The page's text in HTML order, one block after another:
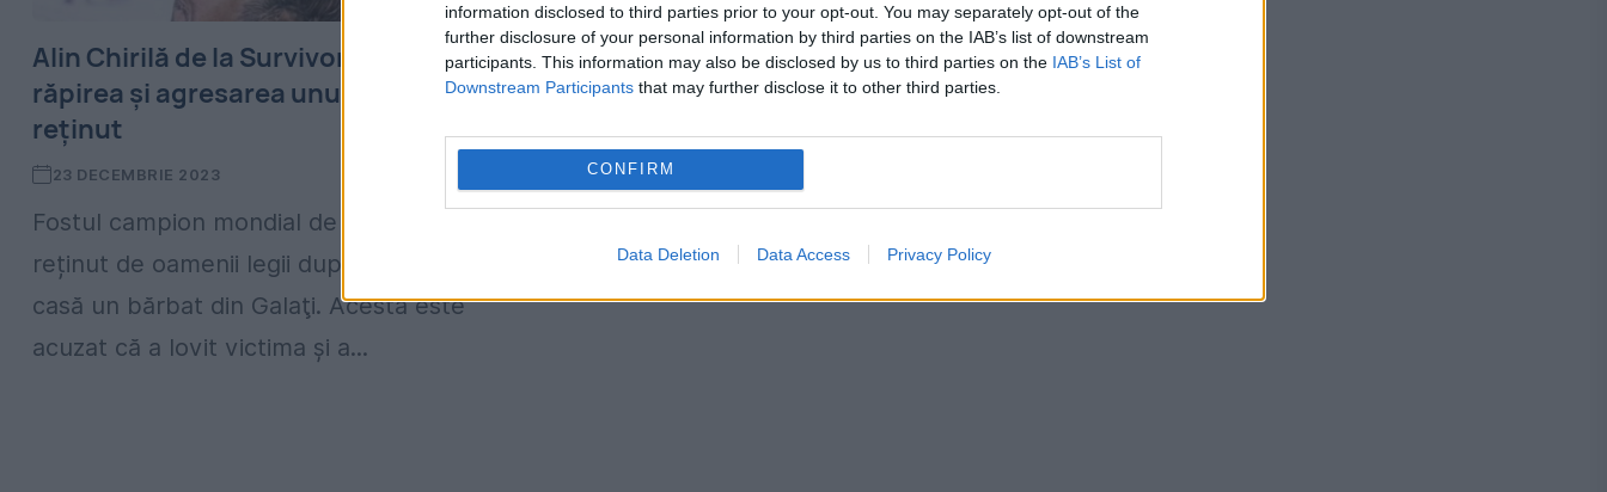
information disclosed to third parties prior to your opt-out. You may separately opt-out of the
further disclosure of your personal information by third parties on the IAB’s list of downstream
participants. This information may also be disclosed by us to third parties on the IAB’s List of
Downstream Participants that may further disclose it to other third parties.
CONFIRM
Data Deletion Data Access Privacy Policy
Alin Chirilă de la Survivor, acuzat de
răpirea și agresarea unui bărbat. A fost
reținut
23 DECEMBRIE 2023
Fostul campion mondial de MMA a fost
reținut de oamenii legii după ce a răpit din
casă un bărbat din Galaţi. Acesta este
acuzat că a lovit victima și a...